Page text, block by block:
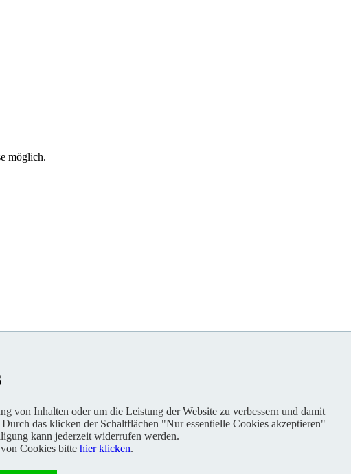
möglich.
von Inhalten oder um die Leistung der Website zu verbessern und damit
das klicken der Schaltflächen "Nur essentielle Cookies akzeptieren"
kann jederzeit widerrufen werden.
Cookies bitte hier klicken.